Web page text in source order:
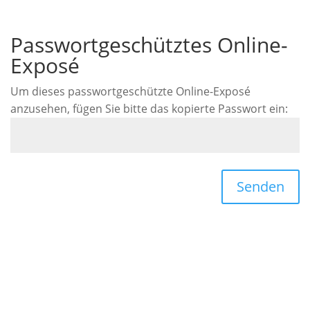
Passwortgeschütztes Online-
Exposé
Um dieses passwortgeschützte Online-Exposé
anzusehen, fügen Sie bitte das kopierte Passwort ein:
Senden